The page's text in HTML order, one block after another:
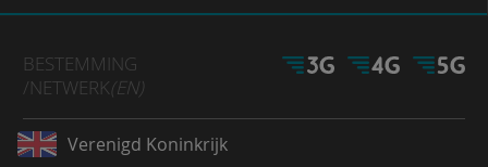
BESTEMMING
/NETWERK(EN)
Verenigd Koninkrijk